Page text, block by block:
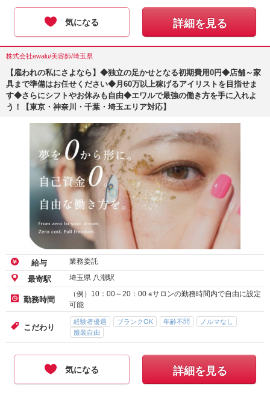
気になる 詳細を見る
株式会社ewalu/美容師/埼玉県
【雇われの私にさよなら】◆独立の足かせとなる初期費用0円◆店舗～家
具まで準備はお任せください◆月60万以上稼げるアイリストを目指せま
す◆さらにシフトやお休みも自由◆エワルで最強の働き方を手に入れよ
う！【東京・神奈川・千葉・埼玉エリア対応】
給与 業務委託
最寄駅 埼玉県 八潮駅
勤務時間
（例）10：00～20：00 ※サロンの勤務時間内で自由に設定
可能
こだわり
経験者優遇 ブランクOK 年齢不問
ノルマなし
服装自由
気になる 詳細を見る